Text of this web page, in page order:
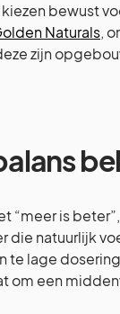
bewust
Naturals,
zijn
is
die natuurlijk
te lage
om een